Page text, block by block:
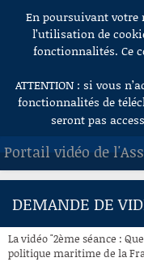
Aller au contenu
En poursuivant votre
l’utilisation de
fonctionnalités. Ce
ATTENTION : si vous
fonctionnalités de
seront pas
Portail vidéo de
ACCUEIL
À LA DEMANDE
DEMANDE DE
La vidéo "2ème séance :
politique maritime de la